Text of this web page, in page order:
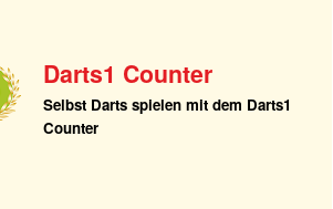
Darts1 Counter
Selbst Darts spielen mit dem Darts1
Counter